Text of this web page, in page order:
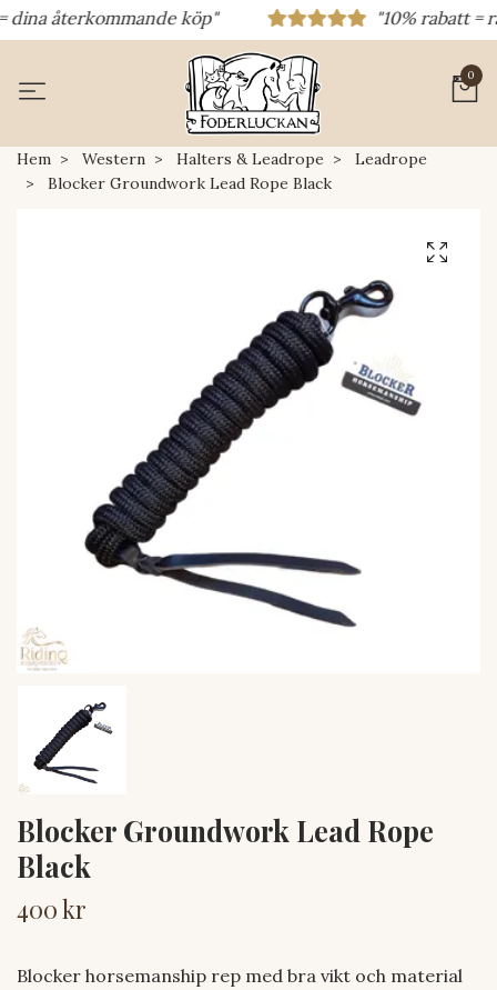
återkommande köp" "10% rabatt =
0
Hem Western Halters & Leadrope
Leadrope
Blocker Groundwork Lead Rope Black
Blocker Groundwork Lead Rope
Black
400 kr
Blocker horsemanship rep med bra vikt och material